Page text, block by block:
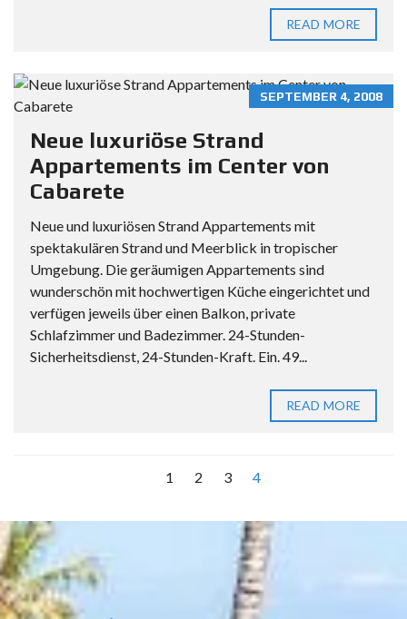
READ MORE
SEPTEMBER 4, 2008
Neue luxuriöse Strand
Appartements im Center von
Cabarete
Neue und luxuriösen Strand Appartements mit
spektakulären Strand und Meerblick in tropischer
Umgebung. Die geräumigen Appartements sind
wunderschön mit hochwertigen Küche eingerichtet und
verfügen jeweils über einen Balkon, private
Schlafzimmer und Badezimmer. 24-Stunden-
Sicherheitsdienst, 24-Stunden-Kraft. Ein. 49...
READ MORE
1 2 3 4